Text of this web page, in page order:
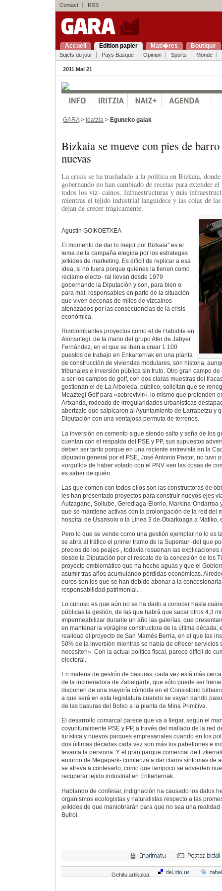
Contact RSS
Accueil Edition papier Mati�res Boutique
Sujets du jour Pays Basque Opinion Sports Monde
2011 Mai 21
GARA> Idatzia > Eguneko gaiak
Bizkaia se mueve con pies de
nuevas
La crisis se ha trasladado a la política en Bizkaia, donde
gobernando no han cambiado de recetas para extender
todos los viz- cainos. Infraestructuras y más
mientras el tejido industrial languidece y las colas de
dejan de crecer trágicamente.
Agustín GOIKOETXEA
El momento de dar lo mejor por Bizkaia'' es el
lema de la campaña elegida por los estrategas
jelkides de marketing. Es difícil de replicar a esa
idea, si no fuera porque quienes la tienen como
reclamo electo- ral llevan desde 1979
gobernando la Diputación y son, para bien o
para mal, responsables en parte de la situación
que viven decenas de miles de vizcainos
atenazados por las consecuencias de la crisis
económica.
Rimbombantes proyectos como el de Habidite en
Alonsotegi, de la mano del grupo Afer de Jabyer
Fernández, en el que se iban a crear 1.100
puestos de trabajo en Enkarterriak en una planta
de construcción de viviendas modulares, son historia,
tribunales e inversión pública sin fruto. Otro gran campo
a ser los campos de golf, con dos claras muestras del
gestionan el de La Arboleda, público, solicitan que se
Meaztegi Golf para «sobrevivir», lo mismo que pretenden
Artxanda, rodeado de irregularidades urbanísticas
abertzale que salpicaron al Ayuntamiento de Larrabetzu y
Diputación con una ventajosa permuta de terrenos.
La inversión en cemento sigue siendo salto y seña de los
cuentan con el respaldo del PSE y PP, sus supuestos
deben ser tanto porque en una reciente entrevista en la
diputado general por el PSE, José Antonio Pastor, no tuvo
«orgullo» de haber votado con el PNV «en las cosas de
es saber de quién.
Las que comen con todos ellos son las constructoras de
les han presentado proyectos para construir nuevos ejes
Autzagane, Sollube, Gerediaga-Elorrio, Markina-Ondarroa
que se mantiene activas con la prolongación de la red del
hospital de Usansolo o la Línea 3 de Otxarkoaga a Matiko,
Pero lo que se vende como una gestión ejemplar no lo es
se abra al tráfico el primer tramo de la Supersur -del que
precios de los peajes-, todavía resuenan las explicaciones
desde la Diputación por el rescate de la concesión de los
proyecto emblemático que ha hecho aguas y que el
asumir tras años acumulando pérdidas económicas.
euros son los que se han debido abonar a la
responsabilidad patrimonial.
Lo curioso es que aún no se ha dado a conocer hasta
públicas la gestión, de las que habrá que sacar otros 4,3
impermeabilizar durante un año las galerías, que
en mantenar la vorágine constructora de la última década,
realidad el proyecto de San Mamés Berria, en el que las
50% de la inversión mientras se habla de ofrecer servicios
necesiten». Con la actual política fiscal, parece difícil de
electoral.
En materia de gestión de basuras, cada vez está más
de la incineradora de Zabalgarbi, que sólo puede ser
disponen de una mayoría cómoda en el Consistorio
a que será en esta legislatura cuando se vayan dando
de las basuras del Botxo a la planta de Mina Primitiva.
El desarrollo comarcal parece que va a llegar, según el
coyunturalmente PSE y PP, a través del mallado de la red
turística y nuevos parques empresariales cuando en los
dos últimas décadas cada vez son más los pabellones e
levanta la persiona. Y el gran parque comercial de
entorno de Megapark- comienza a dar claros síntomas de
se atreva a confesarlo, como que tampoco se advierten
recuperar tejido industrial en Enkarterriak.
Hablando de confesar, indignación ha causado los datos
organismos ecologistas y naturalistas respecto a las
jelkides de que maniobrarán para que no sea una
Butroi.
Gehitu artikuloa: